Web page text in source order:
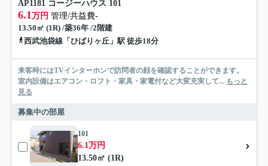
AP1181 コージーハウス 101
6.1万円 管理/共益費-
13.50㎡ (1R) /築36年 /2階建
西武池袋線「ひばりヶ丘」駅 徒歩18分
来客時にはTVインターホンで訪問者の顔を確認することができます。
室内設備はエアコン・ロフト・家具・家電付など大変充実して... もっと
見る
募集中の部屋
101
6.1万円
13.50㎡ (1R)